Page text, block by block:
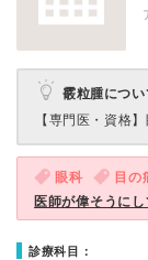
霰粒腫につい
【専門医・資格】
眼科 目の
医師が偉そうにし
診療科目：